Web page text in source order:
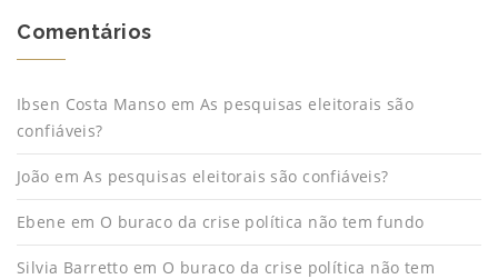
Comentários
Ibsen Costa Manso em As pesquisas eleitorais são
confiáveis?
João emAs pesquisas eleitorais são confiáveis?
Ebene em O buraco da crise política não tem fundo
Silvia Barretto em O buraco da crise política não tem